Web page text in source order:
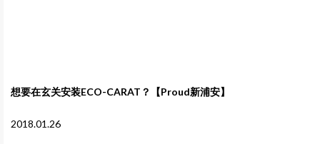
想要在玄关安装ECO-CARAT？【Proud新浦安】
2018.01.26